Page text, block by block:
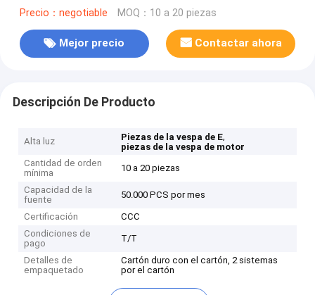
de 160 milímetros
Precio：negotiable MOQ：10 a 20 piezas
Mejor precio Contactar ahora
Descripción De Producto
Alta luz Piezas de la vespa de E,
piezas de la vespa de motor
Cantidad de orden
mínima
10 a 20 piezas
Capacidad de la
fuente
50.000 PCS por mes
Certificación
CCC
Condiciones de
pago
T/T
Detalles de
empaquetado
Cartón duro con el cartón, 2 sistemas
por el cartón